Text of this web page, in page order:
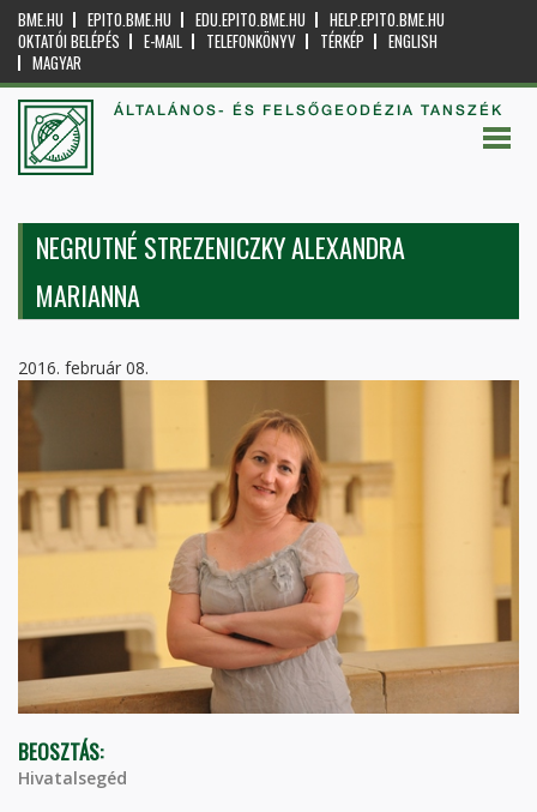
BME.HU EPITO.BME.HU EDU.EPITO.BME.HU
HELP.EPITO.BME.HU
OKTATÓI BELÉPÉS
E-MAIL TELEFONKÖNYV TÉRKÉP
ENGLISH
MAGYAR
ÁLTALÁNOS- ÉS FELSŐGEODÉZIA TANSZÉK
NEGRUTNÉ STREZENICZKY ALEXANDRA
MARIANNA
2016. február 08.
BEOSZTÁS:
Hivatalsegéd